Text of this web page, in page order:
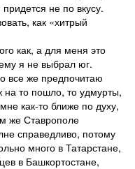
не по вкусу.
как «хитрый
как, а для меня это
я не выбрал юг.
все же предпочитаю
на то пошло, то удмурты,
как-то ближе по духу,
же Ставрополе
справедливо, потому
много в Татарстане,
в Башкортостане,